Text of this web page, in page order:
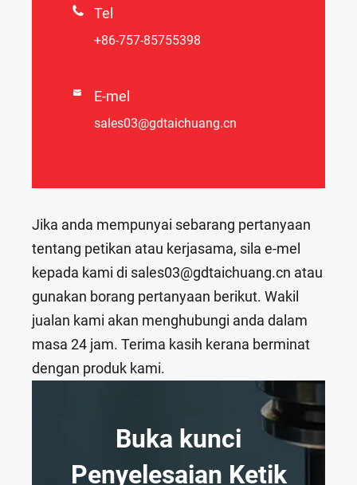
 Tel
+86-757-85755398
 E-mel
sales03@gdtaichuang.cn
Jika anda mempunyai sebarang pertanyaan
tentang petikan atau kerjasama, sila e-mel
kepada kami di sales03@gdtaichuang.cn atau
gunakan borang pertanyaan berikut. Wakil
jualan kami akan menghubungi anda dalam
masa 24 jam. Terima kasih kerana berminat
dengan produk kami.
Buka kunci
Penyelesaian Ketik